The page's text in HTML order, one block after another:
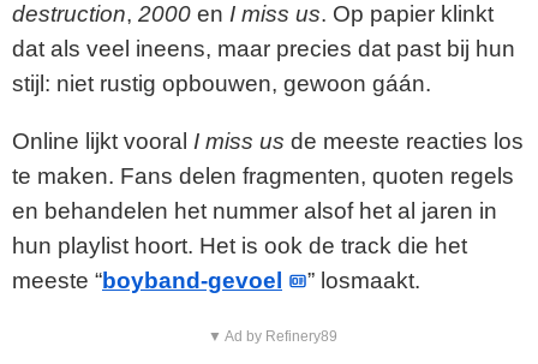
destruction, 2000 en I miss us. Op papier klinkt
dat als veel ineens, maar precies dat past bij hun
stijl: niet rustig opbouwen, gewoon gáán.
Online lijkt vooral I miss us de meeste reacties los
te maken. Fans delen fragmenten, quoten regels
en behandelen het nummer alsof het al jaren in
hun playlist hoort. Het is ook de track die het
meeste “boyband-gevoel ” losmaakt.
▼ Ad by Refinery89